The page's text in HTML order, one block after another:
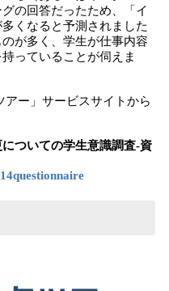
の回答だったため、「イ
くなると予測されました
が多く、学生が仕事内容
っていることが伺えま
アー」サービスサイトから
ついての学生意識調査-資